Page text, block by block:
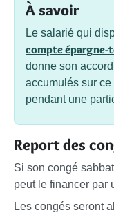
À savoir
Le salarié qui
compte épargne-
donne son
accumulés sur ce
pendant une
Report des
Si son congé
peut le financer par
Les congés seront